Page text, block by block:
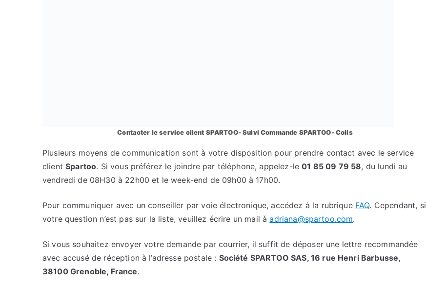
Contacter le service client SPARTOO- Suivi Commande SPARTOO- Colis
Plusieurs moyens de communication sont à votre disposition pour prendre contact avec le service
clientSpartoo. Si vous préférez le joindre par téléphone, appelez-le01 85 09 79 58, du lundi au
vendredi de 08H30 à 22h00 et le week-end de 09h00 à 17h00.
Pour communiquer avec un conseiller par voie électronique, accédez à la rubrique FAQ. Cependant, si
votre question n’est pas sur la liste, veuillez écrire un mail àadriana@spartoo.com.
Si vous souhaitez envoyer votre demande par courrier, il suffit de déposer une lettre recommandée
avec accusé de réception à l’adresse postale : Société SPARTOO SAS, 16 rue Henri Barbusse,
38100 Grenoble, France.